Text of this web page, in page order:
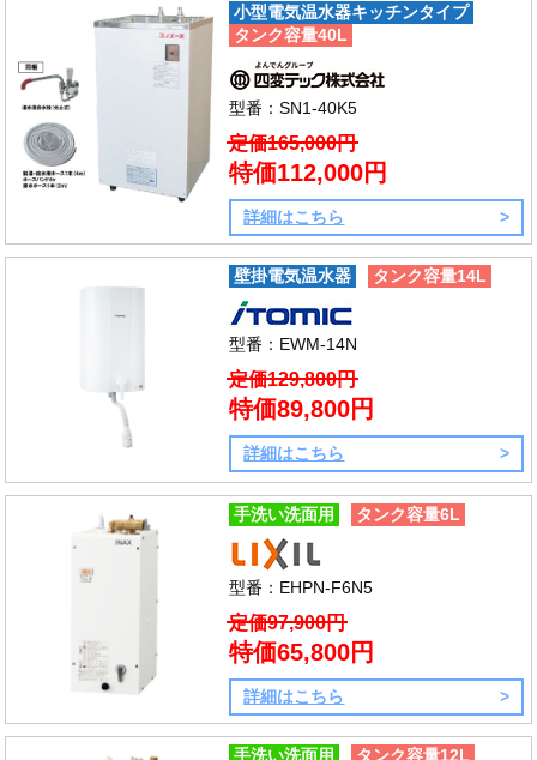
小型電気温水器キッチンタイプ
タンク容量40L
型番：SN1-40K5
定価165,000円
特価112,000円
詳細はこちら
壁掛電気温水器 タンク容量14L
型番：EWM-14N
定価129,800円
特価89,800円
詳細はこちら
手洗い洗面用 タンク容量6L
型番：EHPN-F6N5
定価97,900円
特価65,800円
詳細はこちら
手洗い洗面用 タンク容量12L